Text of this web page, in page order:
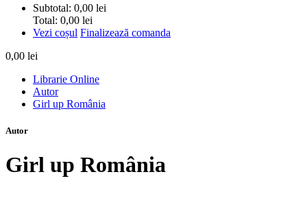
Subtotal: 0,00 lei
Total: 0,00 lei
Vezi coșul Finalizează comanda
0,00 lei
Librarie Online
Autor
Girl up România
Autor
Girl up România